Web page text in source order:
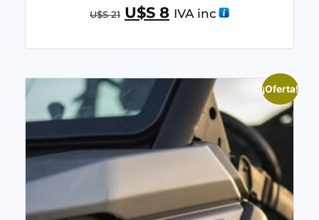
U$S21 U$S 8 IVA inc
¡Oferta!